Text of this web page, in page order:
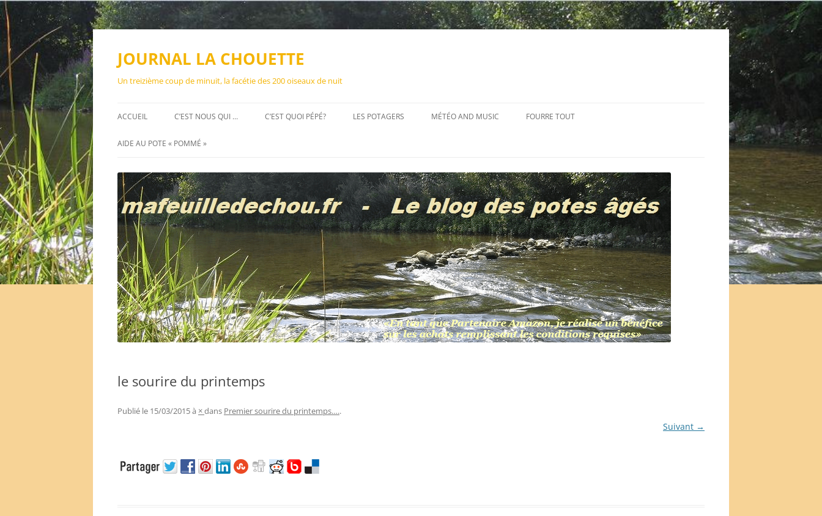
Aller
JOURNAL LA CHOUETTE
Un treizième coup de minuit, la facétie des 200 oiseaux de nuit
ACCUEIL C’EST NOUS QUI … C’EST QUOI PÉPÉ? LES POTAGERS MÉTÉO AND MUSIC FOURRE TOUT
AIDE AU POTE « POMMÉ »
le sourire du printemps
Publié le 15/03/2015à ×dans Premier sourire du printemps…..
Suivant →